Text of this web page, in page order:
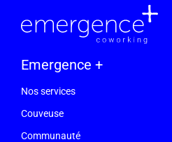
Emergence +
Nos services
Couveuse
Communauté